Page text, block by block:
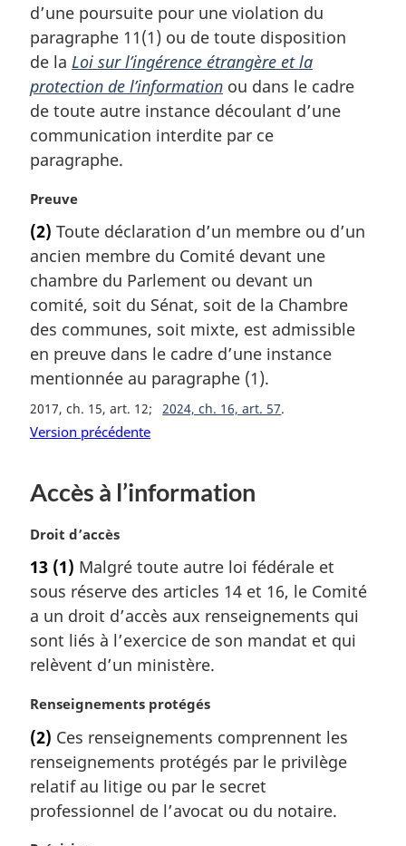
g
i
n
a
l
e
:
d’une poursuite pour une violation du
paragraphe 11(1) ou de toute disposition
de la Loi sur l’ingérence étrangère et la
protection de l’information ou dans le cadre
de toute autre instance découlant d’une
communication interdite par ce
paragraphe.
N
t
e
m
a
g
i
n
l
e
Preuve
(2) Toute déclaration d’un membre ou d’un
ancien membre du Comité devant une
chambre du Parlement ou devant un
comité, soit du Sénat, soit de la Chambre
des communes, soit mixte, est admissible
en preuve dans le cadre d’une instance
mentionnée au paragraphe (1).
2017, ch. 15, art. 12 2024, ch. 16, art. 57
Version précédente
Accès à l’information
N
t
e
m
a
g
n
a
e
:
Droit d’accès
13 (1) Malgré toute autre loi fédérale et
sous réserve des articles 14 et 16, le Comité
a un droit d’accès aux renseignements qui
sont liés à l’exercice de son mandat et qui
relèvent d’un ministère.
N
t
e
m
r
Renseignements protégés
(2) Ces renseignements comprennent les
renseignements protégés par le privilège
relatif au litige ou par le secret
professionnel de l’avocat ou du notaire.